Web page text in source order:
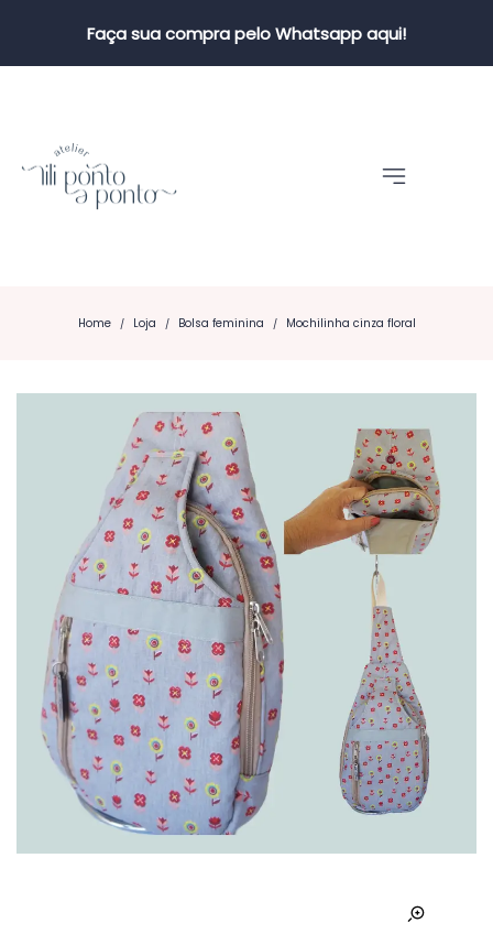
Faça sua compra pelo Whatsapp aqui!
Home / Loja / Bolsa feminina / Mochilinha cinza floral